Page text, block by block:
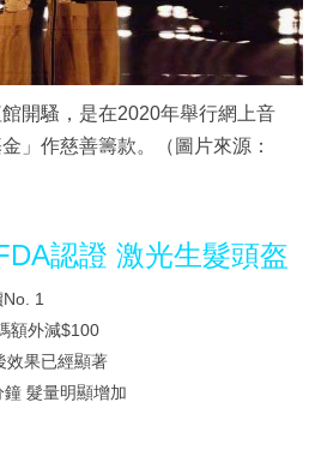
開騷，是在2020年舉行網上音
」作慈善籌款。（圖片來源：
認證 激光生髮頭盔
1
額外減$100
效果已經顯著
髮量明顯增加